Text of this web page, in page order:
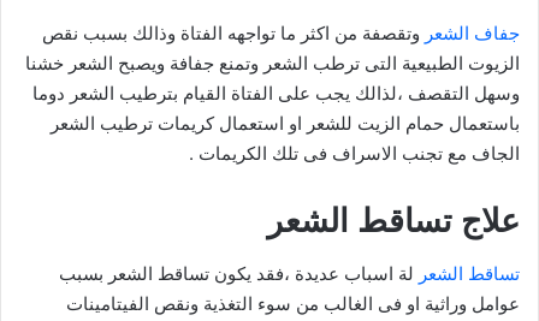
جفاف الشعر وتقصفة من اكثر ما تواجهه الفتاة وذالك بسبب نقص
الزيوت الطبيعية التى ترطب الشعر وتمنع جفافة ويصبح الشعر خشنا
وسهل التقصف ،لذالك يجب على الفتاة القيام بترطيب الشعر دوما
باستعمال حمام الزيت للشعر او استعمال كريمات ترطيب الشعر
الجاف مع تجنب الاسراف فى تلك الكريمات .
علاج تساقط الشعر
تساقط الشعر لة اسباب عديدة ،فقد يكون تساقط الشعر بسبب
عوامل وراثية او فى الغالب من سوء التغذية ونقص الفيتامينات